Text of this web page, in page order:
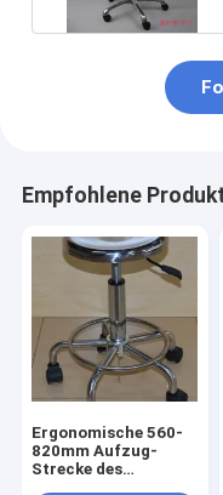
Empfohlene
Ergonomische 560-
820mm Aufzug-
Strecke des